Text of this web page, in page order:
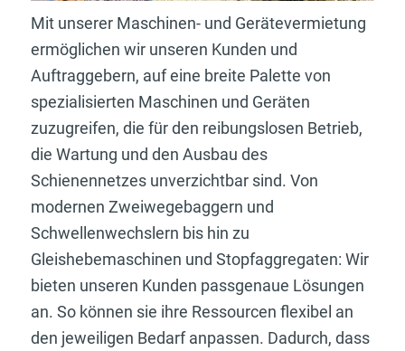
Mit unserer Maschinen- und Gerätevermietung
ermöglichen wir unseren Kunden und
Auftraggebern, auf eine breite Palette von
spezialisierten Maschinen und Geräten
zuzugreifen, die für den reibungslosen Betrieb,
die Wartung und den Ausbau des
Schienennetzes unverzichtbar sind. Von
modernen Zweiwegebaggern und
Schwellenwechslern bis hin zu
Gleishebemaschinen und Stopfaggregaten: Wir
bieten unseren Kunden passgenaue Lösungen
an. So können sie ihre Ressourcen flexibel an
den jeweiligen Bedarf anpassen. Dadurch, dass